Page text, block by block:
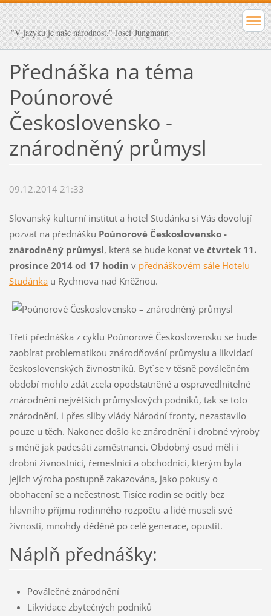
"V jazyku je naše národnost." Josef Jungmann
Přednáška na téma
Poúnorové
Československo -
znárodněný průmysl
09.12.2014 21:33
Slovanský kulturní institut a hotel Studánka si Vás dovolují
pozvat na přednášku Poúnorové Československo -
znárodněný průmysl, která se bude konat ve čtvrtek 11.
prosince 2014 od 17 hodin v přednáškovém sále Hotelu
Studánkau Rychnova nad Kněžnou.
Třetí přednáška z cyklu Poúnorové Československu se bude
zaobírat problematikou znárodňování průmyslu a likvidací
československých živnostníků. Byť se v těsně poválečném
období mohlo zdát zcela opodstatněné a ospravedlnitelné
znárodnění největších průmyslových podniků, tak se toto
znárodnění, i přes sliby vlády Národní fronty, nezastavilo
pouze u těch. Nakonec došlo ke znárodnění i drobné výroby
s méně jak padesáti zaměstnanci. Obdobný osud měli i
drobní živnostníci, řemeslnicí a obchodníci, kterým byla
jejich výroba postupně zakazována, jako pokusy o
obohacení se a nečestnost. Tisíce rodin se ocitly bez
hlavního příjmu rodinného rozpočtu a lidé museli své
živnosti, mnohdy děděné po celé generace, opustit.
Náplň přednášky:
Poválečné znárodnění
Likvidace zbytečných podniků